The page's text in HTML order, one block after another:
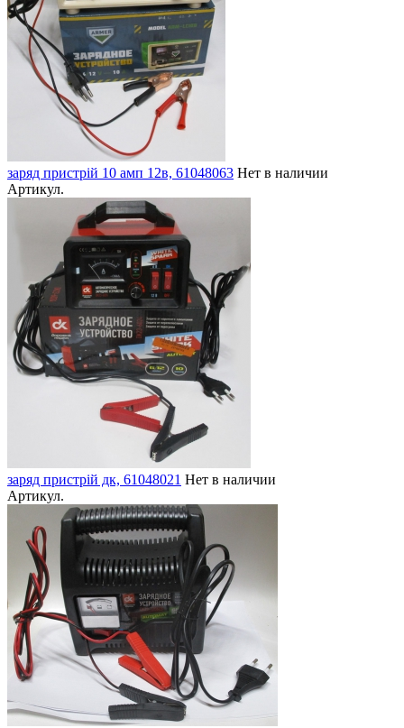
заряд пристрій 10 амп 12в, 61048063 Нет в наличии
Артикул.
заряд пристрій дк, 61048021 Нет в наличии
Артикул.